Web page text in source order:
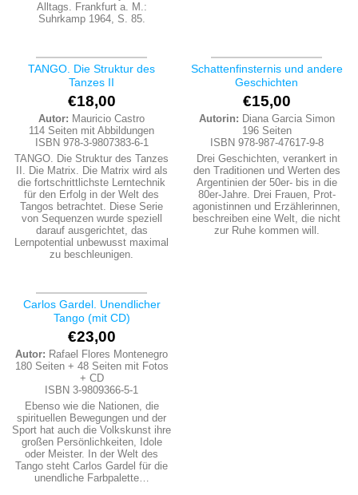
Alltags. Frankfurt a. M.:
Suhrkamp 1964, S. 85.
TANGO. Die Struktur des
Tanzes II
€18,00
Autor: Mauricio Castro
114 Seiten mit Abbildungen
ISBN 978-3-9807383-6-1
TANGO. Die Struktur des Tanzes
II. Die Matrix. Die Matrix wird als
die fortschrittlichste Lerntechnik
für den Erfolg in der Welt des
Tangos betrachtet. Diese Serie
von Sequenzen wurde speziell
darauf ausgerichtet, das
Lernpotential unbewusst maximal
zu beschleunigen.
Schattenfinsternis und andere
Geschichten
€15,00
Autorin: Diana Garcia Simon
196 Seiten
ISBN 978-987-47617-9-8
Drei Geschichten, verankert in
den Traditionen und Werten des
Argentinien der 50er- bis in die
80er-Jahre. Drei Frauen, Prot­
agonistinnen und Erzählerinnen,
beschreiben eine Welt, die nicht
zur Ruhe kommen will.
Carlos Gardel. Unendlicher
Tango (mit CD)
€23,00
Autor: Rafael Flores Montenegro
180 Seiten + 48 Seiten mit Fotos
+ CD
ISBN 3-9809366-5-1
Ebenso wie die Nationen, die
spirituellen Bewegungen und der
Sport hat auch die Volkskunst ihre
großen Persönlichkeiten, Idole
oder Meister. In der Welt des
Tango steht Carlos Gardel für die
unendliche Farbpalette…